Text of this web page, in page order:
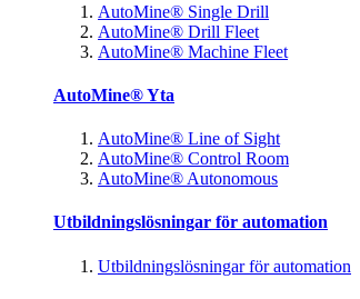
AutoMine® Single Drill
AutoMine® Drill Fleet
AutoMine® Machine Fleet
AutoMine® Yta
AutoMine® Line of Sight
AutoMine® Control Room
AutoMine® Autonomous
Utbildningslösningar för automation
Utbildningslösningar för automation